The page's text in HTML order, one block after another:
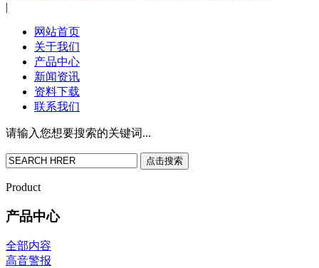
|
网站首页
关于我们
产品中心
新闻资讯
资料下载
联系我们
请输入您想要搜索的关键词...
点击搜索
Product
产品中心
全部内容
高音警报